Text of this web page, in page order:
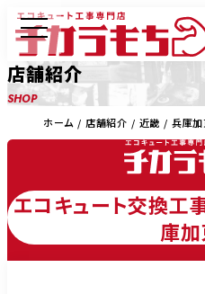
店舗紹介
SHOP
ホーム 店舗紹介 近畿 兵庫
エコキュート交換工
庫